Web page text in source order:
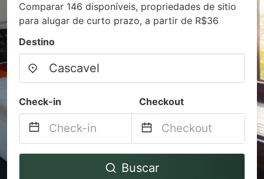
Comparar 146 disponíveis, propriedades de sitio
para alugar de curto prazo, a partir de R$36
Destino
Check-in Checkout
Navigate
Navigate
Buscar